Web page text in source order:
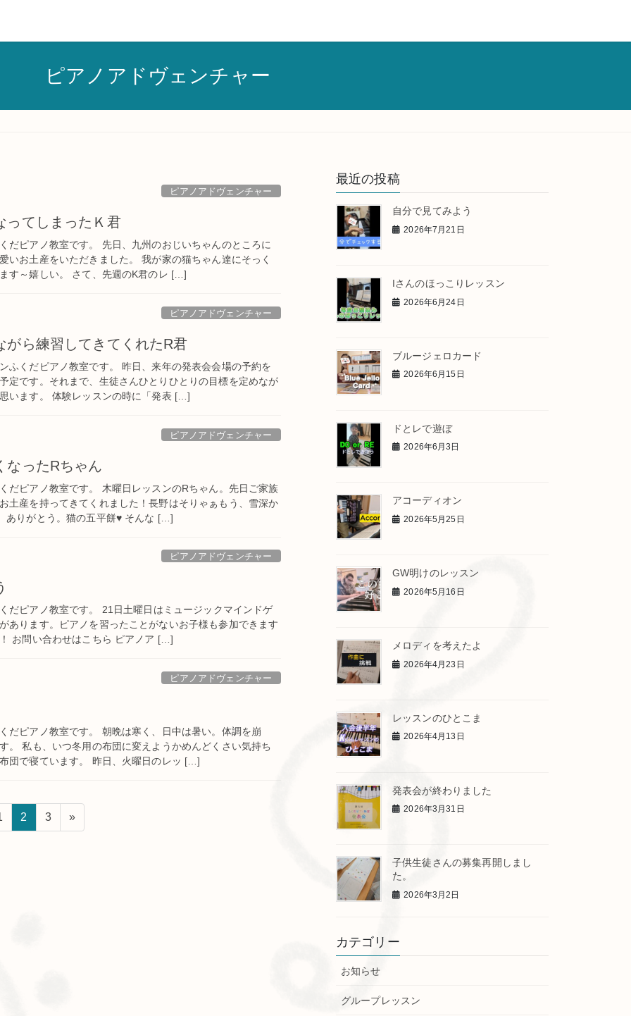
ピアノアドヴェンチャー
ピアノアドヴェンチャー
ってしまったＫ君
だピアノ教室です。 先日、九州のおじいちゃんのところに
いお土産をいただきました。 我が家の猫ちゃん達にそっく
す～嬉しい。 さて、先週のK君のレ […]
ピアノアドヴェンチャー
がら練習してきてくれたR君
ふくだピアノ教室です。 昨日、来年の発表会会場の予約を
定です。それまで、生徒さんひとりひとりの目標を定めなが
います。 体験レッスンの時に「発表 […]
ピアノアドヴェンチャー
なったRちゃん
だピアノ教室です。 木曜日レッスンのRちゃん。先日ご家族
土産を持ってきてくれました！長野はそりゃぁもう、雪深か
ありがとう。猫の五平餅♥ そんな […]
ピアノアドヴェンチャー
だピアノ教室です。 21日土曜日はミュージックマインドゲ
あります。ピアノを習ったことがないお子様も参加できます
お問い合わせはこちら ピアノア […]
ピアノアドヴェンチャー
だピアノ教室です。 朝晩は寒く、日中は暑い。体調を崩
。 私も、いつ冬用の布団に変えようかめんどくさい気持ち
団で寝ています。 昨日、火曜日のレッ […]
固
定
2
固
定
3 »
最近の投稿
自分で見てみよう
2026年7月21日
Iさんのほっこりレッスン
2026年6月24日
ブルージェロカード
2026年6月15日
ドとレで遊ぼ
2026年6月3日
アコーディオン
2026年5月25日
GW明けのレッスン
2026年5月16日
メロディを考えたよ
2026年4月23日
レッスンのひとこま
2026年4月13日
発表会が終わりました
2026年3月31日
子供生徒さんの募集再開しまし
た。
2026年3月2日
カテゴリー
お知らせ
グループレッスン